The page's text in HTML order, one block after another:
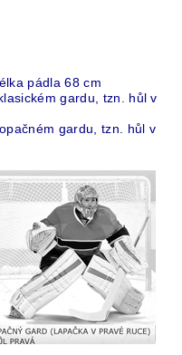
pádla 68 cm
gardu, tzn. hůl v
gardu, tzn. hůl v